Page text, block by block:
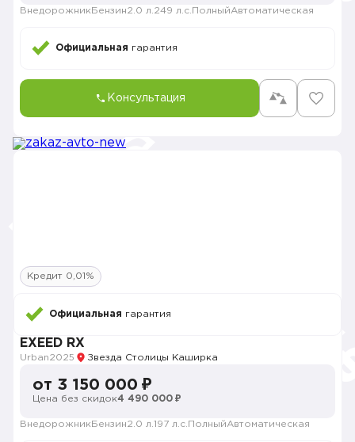
Внедорожник Бензин2.0 л. 249 л.с. ПолныйАвтоматическая
Официальная гарантия
Консультация
Кредит 0,01%
Официальная гарантия
EXEED RX
Urban2025 Звезда Столицы Каширка
от 3 150 000 ₽
Цена без скидок4 490 000 ₽
Внедорожник Бензин2.0 л. 197 л.с. ПолныйАвтоматическая